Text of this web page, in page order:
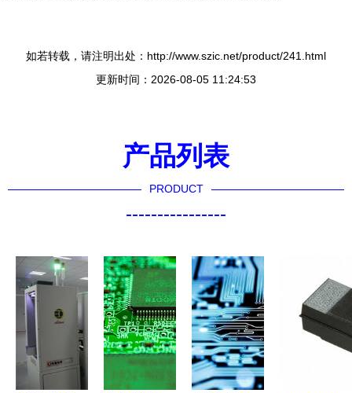
如若转载，请注明出处：http://www.szic.net/product/241.html
更新时间：2026-08-05 11:24:53
产品列表
PRODUCT
----------------